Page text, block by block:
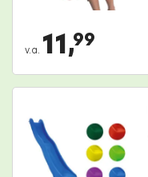
v.a. 11,99